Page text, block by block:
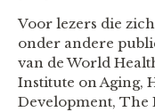
Voor lezers die
onder andere
van de World
Institute on Aging,
Development, The